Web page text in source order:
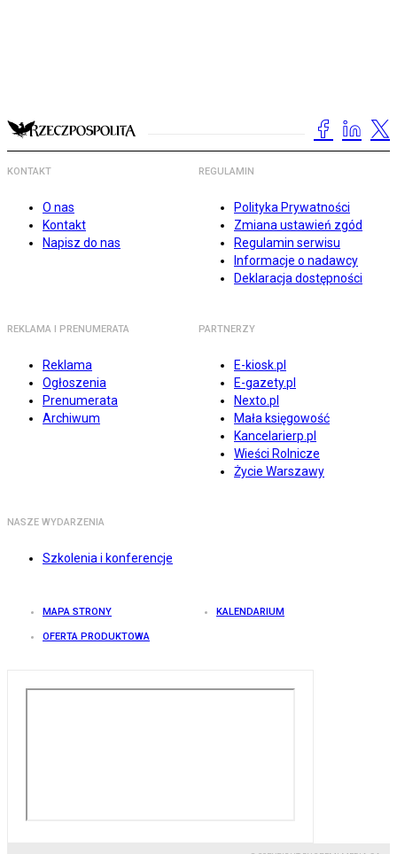
KONTAKT
O nas
Kontakt
Napisz do nas
REGULAMIN
Polityka Prywatności
Zmiana ustawień zgód
Regulamin serwisu
Informacje o nadawcy
Deklaracja dostępności
REKLAMA I PRENUMERATA
Reklama
Ogłoszenia
Prenumerata
Archiwum
PARTNERZY
E-kiosk.pl
E-gazety.pl
Nexto.pl
Mała księgowość
Kancelarierp.pl
Wieści Rolnicze
Życie Warszawy
NASZE WYDARZENIA
Szkolenia i konferencje
MAPA STRONY KALENDARIUM
OFERTA PRODUKTOWA